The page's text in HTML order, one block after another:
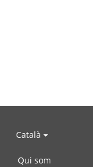
Català
Qui som